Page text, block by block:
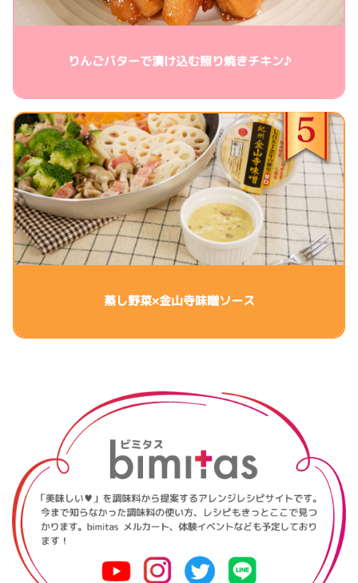
りんごバターで漬け込む照り焼きチキン♪
蒸し野菜×金山寺味噌ソース